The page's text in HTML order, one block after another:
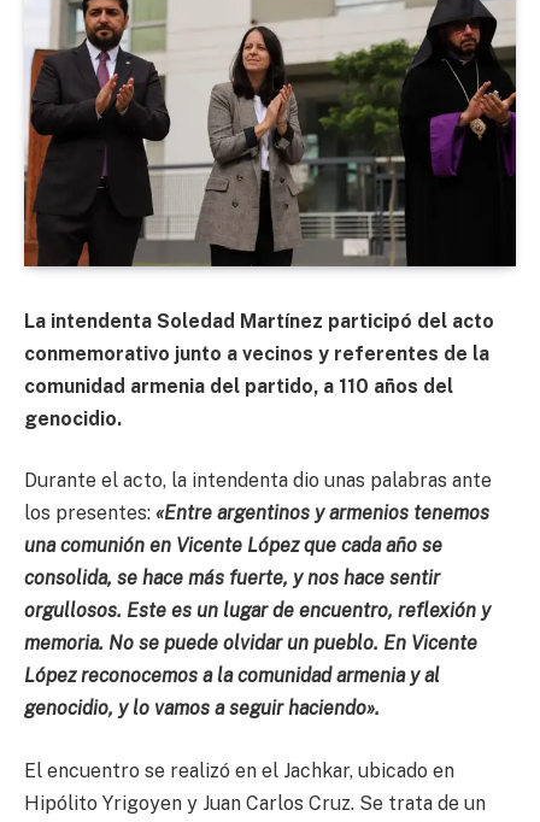
La intendenta Soledad Martínez participó del acto
conmemorativo junto a vecinos y referentes de la
comunidad armenia del partido, a 110 años del
genocidio.
Durante el acto, la intendenta dio unas palabras ante
los presentes: «Entre argentinos y armenios tenemos
una comunión en Vicente López que cada año se
consolida, se hace más fuerte, y nos hace sentir
orgullosos. Este es un lugar de encuentro, reflexión y
memoria. No se puede olvidar un pueblo. En Vicente
López reconocemos a la comunidad armenia y al
genocidio, y lo vamos a seguir haciendo».
El encuentro se realizó en el Jachkar, ubicado en
Hipólito Yrigoyen y Juan Carlos Cruz. Se trata de un